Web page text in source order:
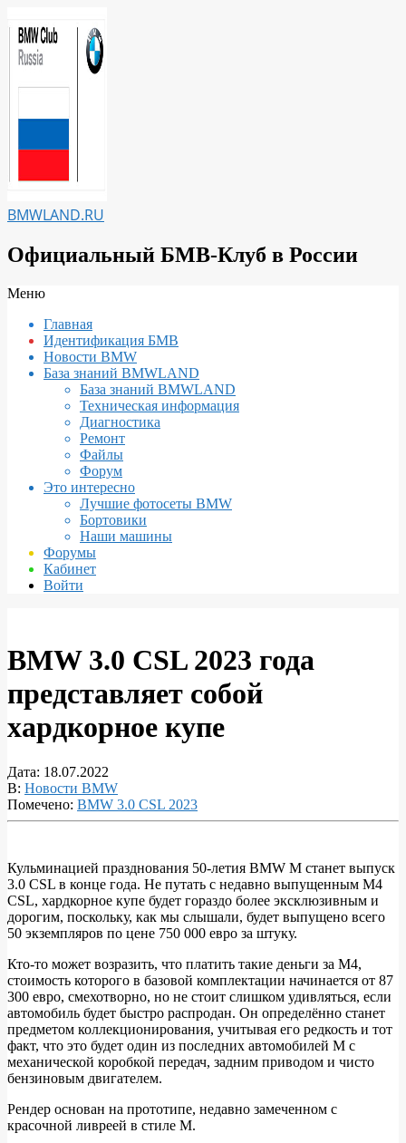
к
содержимому
BMWLAND.RU
Официальный БМВ-Клуб в России
Вторичное
навигации
Меню
Главная
Идентификация БМВ
Новости BMW
База знаний BMWLAND
База знаний BMWLAND
Техническая информация
Диагностика
Ремонт
Файлы
Форум
Это интересно
Лучшие фотосеты BMW
Бортовики
Наши машины
Форумы
Кабинет
Войти
BMW 3.0 CSL 2023 года
представляет собой
хардкорное купе
Дата: 18.07.2022
В: Новости BMW
Помечено: BMW 3.0 CSL 2023
BMW
3.0
CSL
2023
года
представляет
собой
хардкорное
купе
Кульминацией празднования 50-летия BMW M станет выпуск
3.0 CSL в конце года. Не путать с недавно выпущенным M4
CSL, хардкорное купе будет гораздо более эксклюзивным и
дорогим, поскольку, как мы слышали, будет выпущено всего
50 экземпляров по цене 750 000 евро за штуку.
Кто-то может возразить, что платить такие деньги за M4,
стоимость которого в базовой комплектации начинается от 87
300 евро, смехотворно, но не стоит слишком удивляться, если
автомобиль будет быстро распродан. Он определённо станет
предметом коллекционирования, учитывая его редкость и тот
факт, что это будет один из последних автомобилей М с
механической коробкой передач, задним приводом и чисто
бензиновым двигателем.
Рендер основан на прототипе, недавно замеченном с
красочной ливреей в стиле М.